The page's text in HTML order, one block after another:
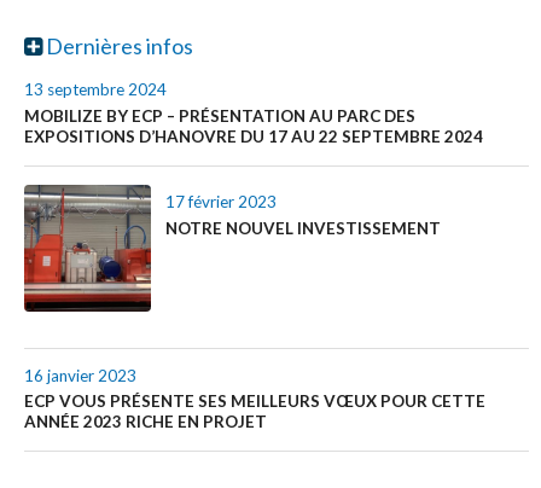
CITROËN
FIAT Professional
MERCEDES-BENZ
NISSAN
OPEL
PEUGEOT
MERCEDES-BENZ
NISSAN
OPEL
RENAULT
RENAULT Trucks
TOYOTA
plus de 5m³
Dernières infos
13 septembre 2024
MOBILIZE BY ECP – PRÉSENTATION AU PARC DES
EXPOSITIONS D’HANOVRE DU 17 AU 22 SEPTEMBRE 2024
17 février 2023
NOTRE NOUVEL INVESTISSEMENT
16 janvier 2023
ECP VOUS PRÉSENTE SES MEILLEURS VŒUX POUR CETTE
ANNÉE 2023 RICHE EN PROJET